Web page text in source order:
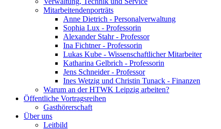
Mitarbeitendenporträts
Anne Dietrich - Personalverwaltung
Sophia Lux - Professorin
Alexander Stahr - Professor
Ina Fichtner - Professorin
Lukas Kube - Wissenschaftlicher Mitarbeiter
Katharina Gelbrich - Professorin
Jens Schneider - Professor
Ines Wetzig und Christin Tunack - Finanzen
Warum an der HTWK Leipzig arbeiten?
Öffentliche Vortragsreihen
Gasthörerschaft
Über uns
Leitbild